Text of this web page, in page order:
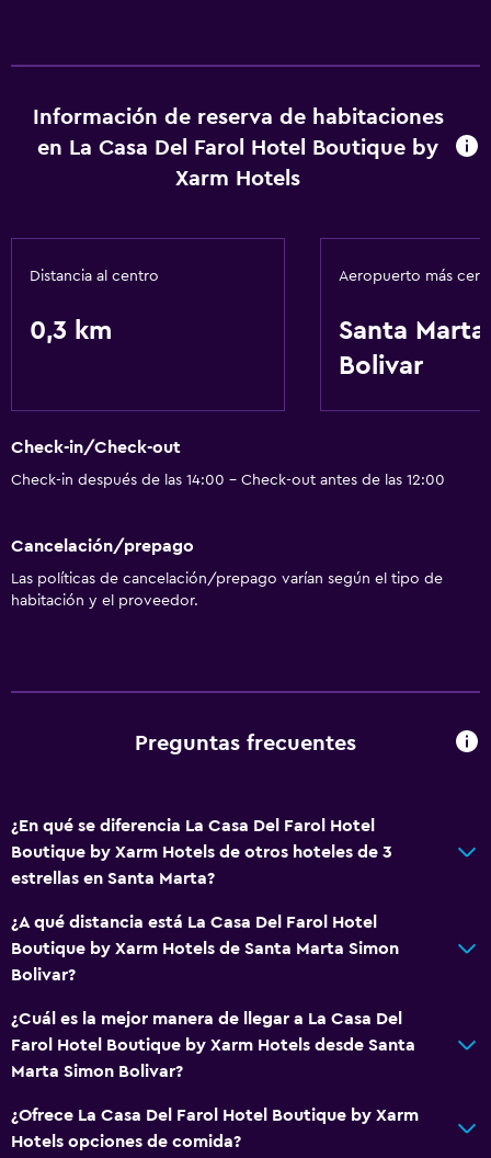
Información de reserva de habitaciones
en La Casa Del Farol Hotel Boutique by
Xarm Hotels
Distancia al centro
0,3 km
Aeropuerto más
Santa
Bolivar
Check-in/Check-out
Check-in después de las 14:00 - Check-out antes de las 12:00
Cancelación/prepago
Las políticas de cancelación/prepago varían según el tipo de
habitación y el proveedor.
Preguntas frecuentes
¿En qué se diferencia La Casa Del Farol Hotel
Boutique by Xarm Hotels de otros hoteles de 3
estrellas en Santa Marta?
¿A qué distancia está La Casa Del Farol Hotel
Boutique by Xarm Hotels de Santa Marta Simon
Bolivar?
¿Cuál es la mejor manera de llegar a La Casa Del
Farol Hotel Boutique by Xarm Hotels desde Santa
Marta Simon Bolivar?
¿Ofrece La Casa Del Farol Hotel Boutique by Xarm
Hotels opciones de comida?